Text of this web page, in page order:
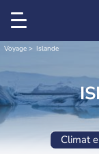
Voyage Islande
Climat